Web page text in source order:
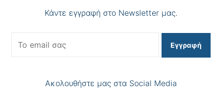
Κάντε εγγραφή στο Newsletter μας.
Εγγραφή
Ακολουθήστε μας στα Social Media